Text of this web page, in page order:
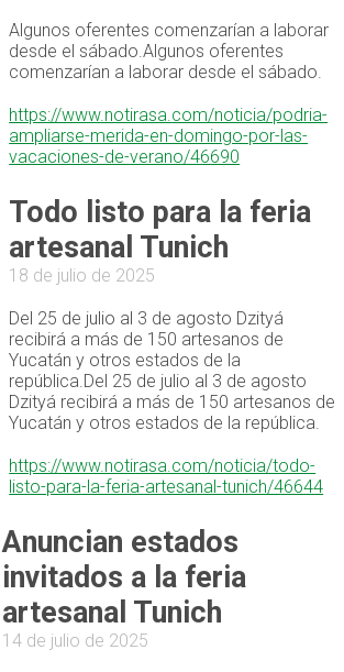
Algunos oferentes comenzarían a laborar
desde el sábado.Algunos oferentes
comenzarían a laborar desde el sábado.
https://www.notirasa.com/noticia/podria-
ampliarse-merida-en-domingo-por-las-
vacaciones-de-verano/46690
Todo listo para la feria
artesanal Tunich
18 de julio de 2025
Del 25 de julio al 3 de agosto Dzityá
recibirá a más de 150 artesanos de
Yucatán y otros estados de la
república.Del 25 de julio al 3 de agosto
Dzityá recibirá a más de 150 artesanos de
Yucatán y otros estados de la república.
https://www.notirasa.com/noticia/todo-
listo-para-la-feria-artesanal-tunich/46644
Anuncian estados
invitados a la feria
artesanal Tunich
14 de julio de 2025